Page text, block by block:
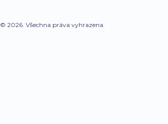
© 2026. Všechna práva vyhrazena.